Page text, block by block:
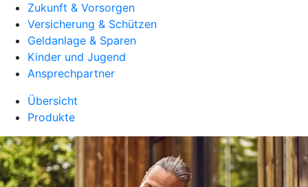
Zukunft & Vorsorgen
Versicherung & Schützen
Geldanlage & Sparen
Kinder und Jugend
Ansprechpartner
Übersicht
Produkte